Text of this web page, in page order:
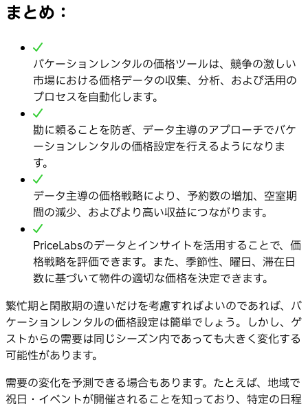
まとめ ：
バケーションレンタルの価格ツールは、競争の激しい
市場における価格データの収集、分析、および活用の
プロセスを自動化します。
勘に頼ることを防ぎ、データ主導のアプローチでバケ
ーションレンタルの価格設定を行えるようになりま
す。
データ主導の価格戦略により、予約数の増加、空室期
間の減少、およびより高い収益につながります。
PriceLabsのデータとインサイトを活用することで、価
格戦略を評価できます。また、季節性、曜日、滞在日
数に基づいて物件の適切な価格を決定できます。
繁忙期と閑散期の違いだけを考慮すればよいのであれば、バ
ケーションレンタルの価格設定は簡単でしょう。しかし、ゲ
ストからの需要は同じシーズン内であっても大きく変化する
可能性があります。
需要の変化を予測できる場合もあります。たとえば、地域で
祝日・イベントが開催されることを知っており、特定の日程